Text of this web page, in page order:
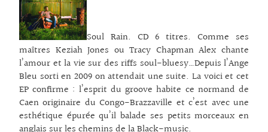
Soul Rain. CD 6 titres. Comme ses
maîtres Keziah Jones ou Tracy Chapman Alex chante
l’amour et la vie sur des riffs soul-bluesy…Depuis l’Ange
Bleu sorti en 2009 on attendait une suite. La voici et cet
EP confirme : l’esprit du groove habite ce normand de
Caen originaire du Congo-Brazzaville et c’est avec une
esthétique épurée qu’il balade ses petits morceaux en